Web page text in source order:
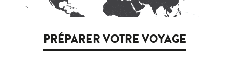
PRÉPARER VOTRE VOYAGE